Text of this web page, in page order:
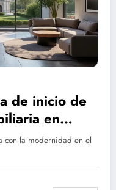
de inicio de
en
con la modernidad en el